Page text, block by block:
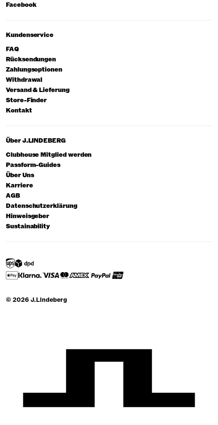
Facebook
Kundenservice
FAQ
Rücksendungen
Zahlungsoptionen
Withdrawal
Versand & Lieferung
Store-Finder
Kontakt
Über J.LINDEBERG
Clubhouse Mitglied werden
Passform-Guides
Über Uns
Karriere
AGB
Datenschutzerklärung
Hinweisgeber
Sustainability
© 2026 J.Lindeberg